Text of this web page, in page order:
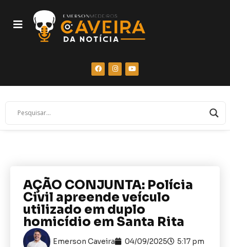
AÇÃO CONJUNTA: Polícia
Civil apreende veículo
utilizado em duplo
homicídio em Santa Rita
Emerson Caveira 04/09/2025 5:17 pm